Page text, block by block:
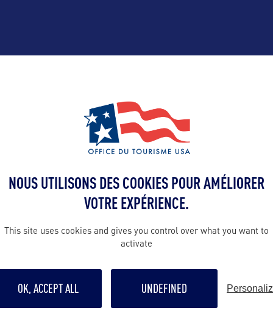
France :
Robert
NOUS UTILISONS DES COOKIES POUR AMÉLIORER
VOTRE EXPÉRIENCE.
This site uses cookies and gives you control over what you want to
activate
OK, ACCEPT ALL UNDEFINED